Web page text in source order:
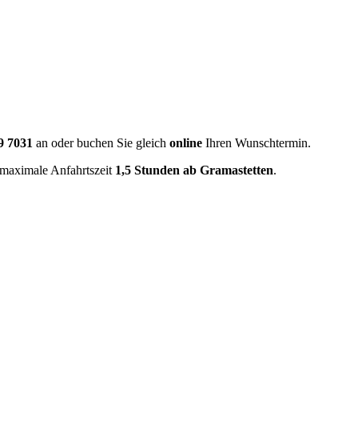
7031 an oder buchen Sie gleich online Ihren Wunschtermin.
Anfahrtszeit 1,5 Stunden ab Gramastetten.